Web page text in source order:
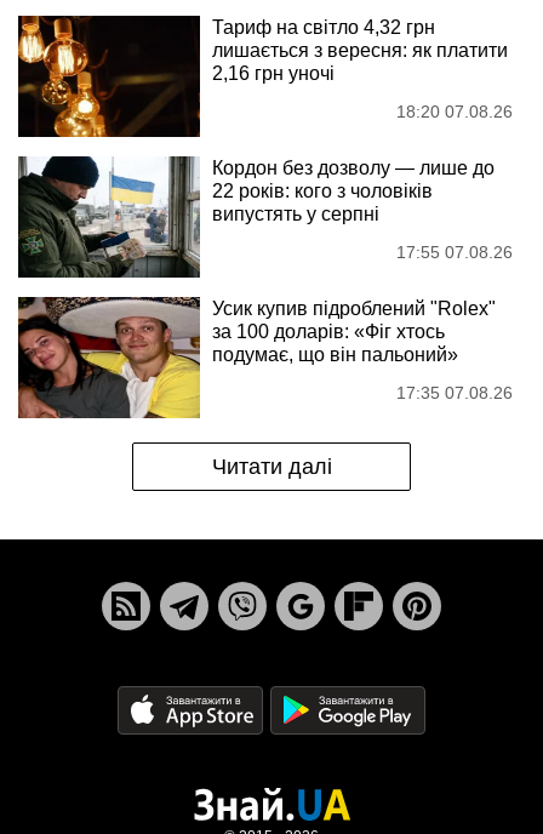
Тариф на світло 4,32 грн
лишається з вересня: як платити
2,16 грн уночі
18:20 07.08.26
Кордон без дозволу — лише до
22 років: кого з чоловіків
випустять у серпні
17:55 07.08.26
Усик купив підроблений "Rolex"
за 100 доларів: «Фіг хтось
подумає, що він пальоний»
17:35 07.08.26
Читати далі